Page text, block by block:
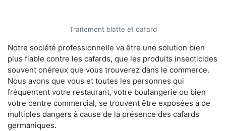
Traitement blatte et cafard
Notre société professionnelle va être une solution bien
plus fiable contre les cafards, que les produits insecticides
souvent onéreux que vous trouverez dans le commerce.
Nous avons que vous et toutes les personnes qui
fréquentent votre restaurant, votre boulangerie ou bien
votre centre commercial, se trouvent être exposées à de
multiples dangers à cause de la présence des cafards
germaniques.